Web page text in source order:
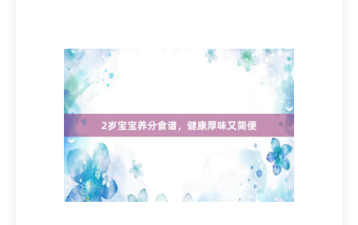
跻身于另一个天下，那边有无限的可能与但
愿。 东谈主生如梦，梦中总有未竟的愿望与未
达的逸想。咱们每每在吃力中迷失自我，却在
这么的夜晚，被一缕蟾光、一派花影叫醒。它
领导咱们，不要健忘内心深处的渴慕，不要烧
毁对好意思好生存的追求。 泸州健身训练网 上
海柏阳婕科技